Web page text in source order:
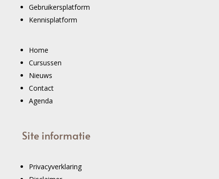
Gebruikersplatform
Kennisplatform
Home
Cursussen
Nieuws
Contact
Agenda
Site informatie
Privacyverklaring